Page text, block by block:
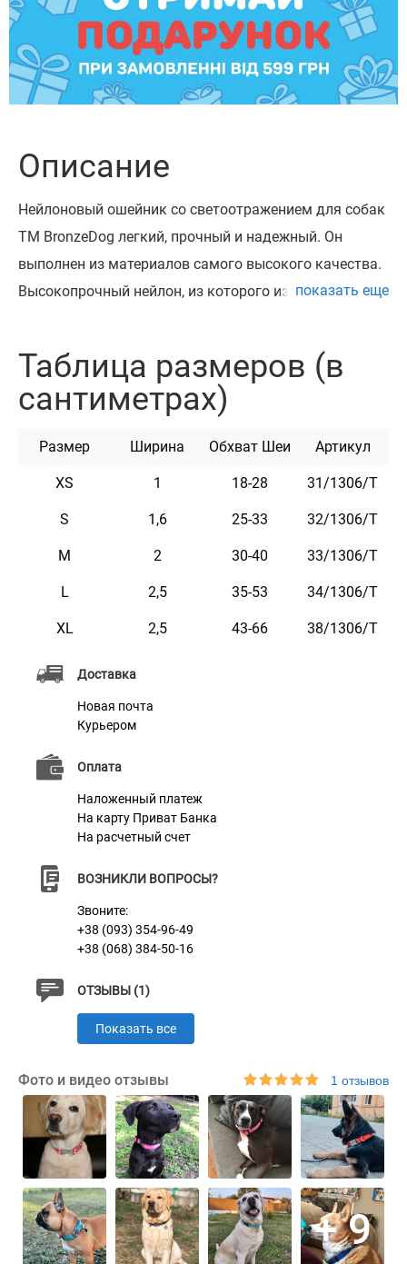
Доставка
Новая почта
Курьером
Оплата
Наложенный платеж
На карту Приват Банка
На расчетный счет
ВОЗНИКЛИ ВОПРОСЫ?
Звоните:
+38 (093) 354-96-49
+38 (068) 384-50-16
ОТЗЫВЫ (1)
Показать все
Фото и видео отзывы 1 отзывов
+ 9
Описание
Нейлоновый ошейник со светоотражением для собак
ТМ BronzeDog легкий, прочный и надежный. Он
выполнен из материалов самого высокого качества.
Высокопрочный нейлон, из которого изготовлен
Ошейник выполнен с вплетением светоотражающей
нити и укомплектован прочной металлической
На пряжке можно награвировать любую
информацию, например: кличка домашнего
животного, контактные данные, адрес, номер
На ошейнике размера S желательно размещать не
более 2 строк гравировки.
Текст наносится с помощью лазера, поэтому со
Этот ошейник мягкий на ощупь, гибкий, не боится
воды, практичен и неприхотлив в уходе.
Доступен в черном, синем, красном, салатовом,
бирюзовом, розовом, фиолетовом и оранжевом
цветах.
Характеристики
Пряжка
показать еще
Таблица размеров (в
сантиметрах)
Размер Ширина Обхват Шеи Артикул
XS 1 18-28 31/1306/Т
S 1,6 25-33 32/1306/Т
M 2 30-40 33/1306/Т
L 2,5 35-53 34/1306/Т
XL 2,5 43-66 38/1306/T